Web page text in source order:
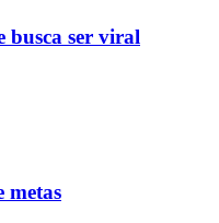
busca ser viral
metas